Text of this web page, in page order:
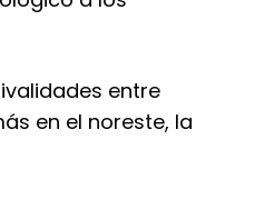
entre
en el noreste, la